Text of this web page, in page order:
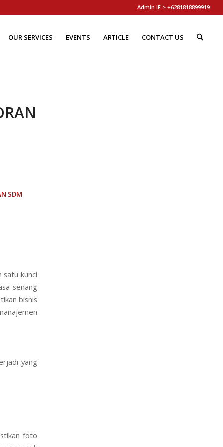
Admin IF > +6281818899919
OUR SERVICES EVENTS ARTICLE CONTACT US
SDM
satu kunci
senang
bisnis
yang
foto